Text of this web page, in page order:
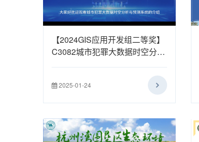
【2024GIS应用开发组二等奖】
C3082城市犯罪大数据时空分析
2025-01-24